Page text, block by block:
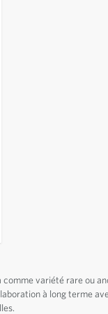
variété rare ou
à long terme